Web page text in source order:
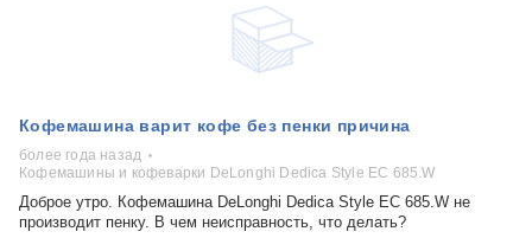
Кофемашина варит кофе без пенки причина
более года назад
Кофемашины и кофеварки DeLonghi Dedica Style EC 685.W
Доброе утро. Кофемашина DeLonghi Dedica Style EC 685.W не
производит пенку. В чем неисправность, что делать?